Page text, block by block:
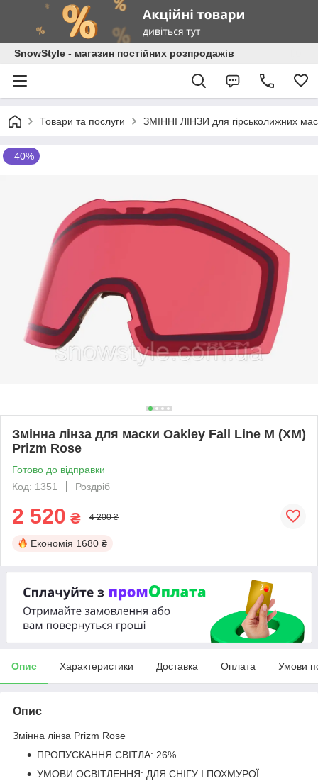
SnowStyle - магазин постійних розпродажів
Товари та послуги ЗМІННІ ЛІНЗИ для гірськолижних
–40%
Змінна лінза для маски Oakley Fall Line M (XM)
Prizm Rose
Готово до відправки
Код: 1351
Роздріб
2 520 ₴ 4 200 ₴
Економія 1680 ₴
Опис Характеристики Доставка Оплата Умови
Опис
Змінна лінза Prizm Rose
ПРОПУСКАННЯ СВІТЛА: 26%
УМОВИ ОСВІТЛЕННЯ: ДЛЯ СНІГУ І ПОХМУРОЇ